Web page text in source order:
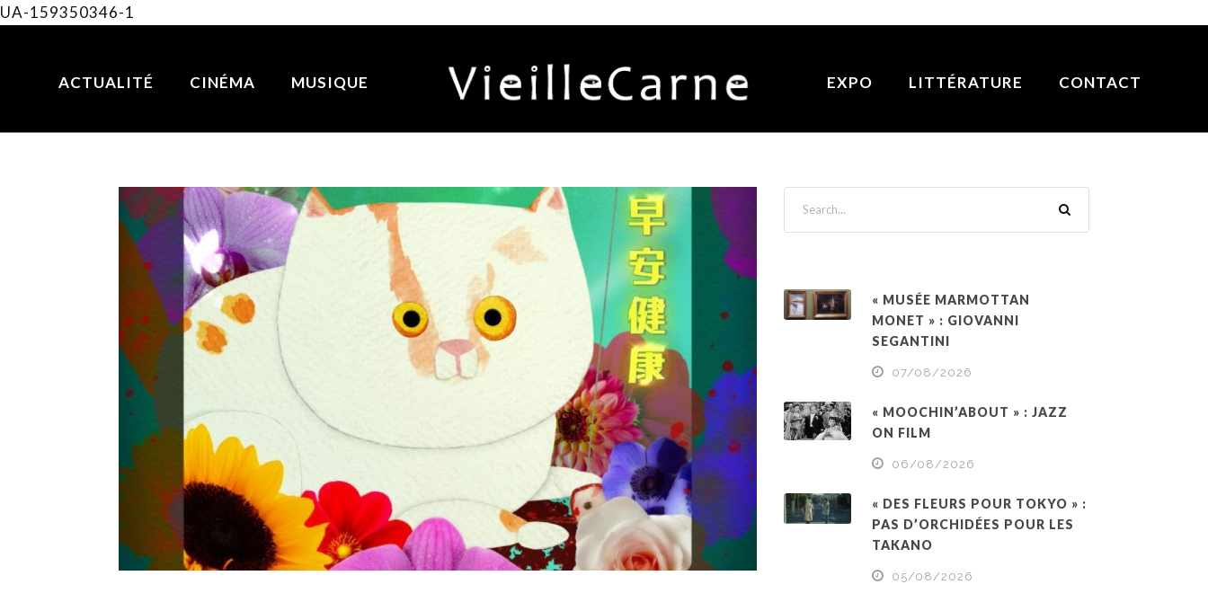
UA-159350346-1
ACTUALITÉ CINÉMA MUSIQUE EXPO LITTÉRATURE CONTACT
« MUSÉE MARMOTTAN
MONET » : GIOVANNI
SEGANTINI
07/08/2026
« MOOCHIN’ABOUT » : JAZZ
ON FILM
06/08/2026
« DES FLEURS POUR TOKYO » :
PAS D’ORCHIDÉES POUR LES
TAKANO
05/08/2026